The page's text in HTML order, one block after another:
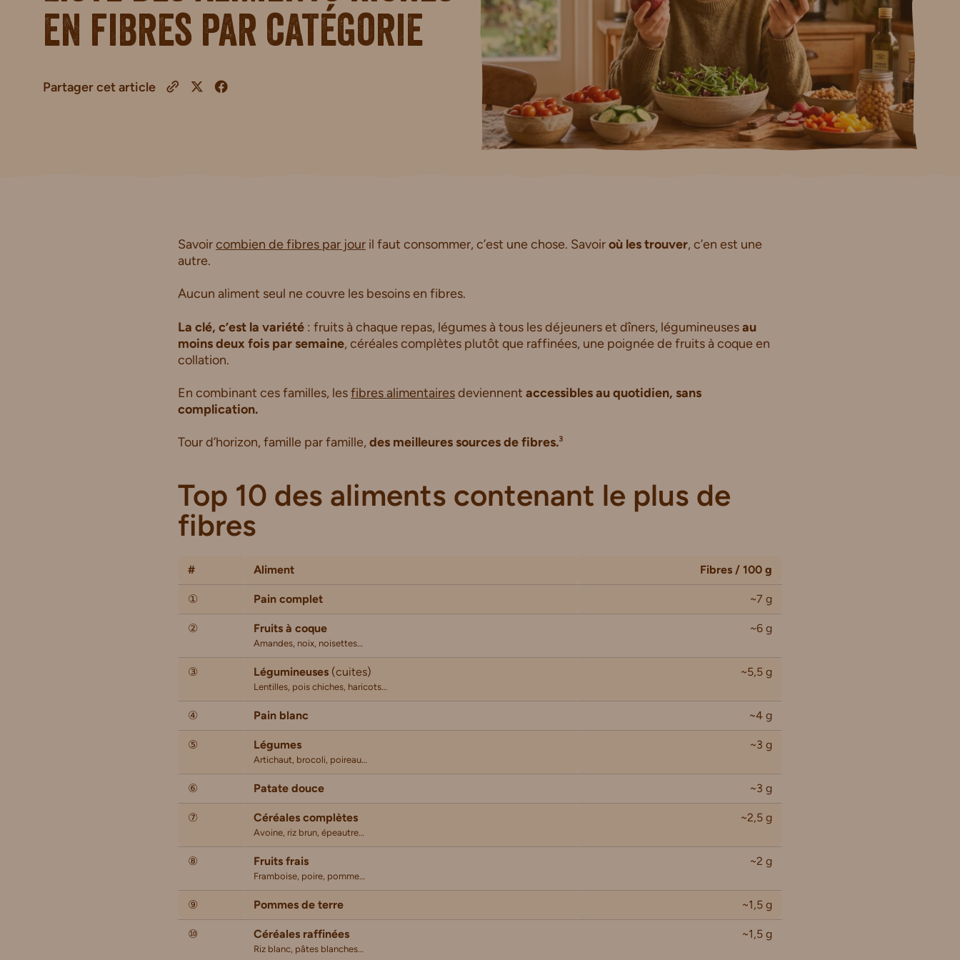
en fibres par catégorie
Partager cet article
Savoircombien de fibres par jour il faut consommer, c’est une chose. Savoiroù les trouver, c’en est une
autre.
Aucun aliment seul ne couvre les besoins en fibres.
La clé, c’est la variété : fruits à chaque repas, légumes à tous les déjeuners et dîners, légumineusesau
moins deux fois par semaine, céréales complètes plutôt que raffinées, une poignée de fruits à coque en
collation.
En combinant ces familles, lesfibres alimentairesdeviennent accessibles au quotidien, sans
complication.
Tour d’horizon, famille par famille, des meilleures sources de fibres.³
Top 10 des aliments contenant le plus de
fibres
# Aliment Fibres / 100 g
① Pain complet ~7 g
② Fruits à coque
Amandes, noix, noisettes…
~6 g
③ Légumineuses (cuites)
Lentilles, pois chiches, haricots…
~5,5 g
④ Pain blanc ~4 g
⑤ Légumes
Artichaut, brocoli, poireau…
~3 g
⑥ Patate douce ~3 g
⑦ Céréales complètes
Avoine, riz brun, épeautre…
~2,5 g
⑧ Fruits frais
Framboise, poire, pomme…
~2 g
⑨ Pommes de terre ~1,5 g
⑩ Céréales raffinées
Riz blanc, pâtes blanches…
~1,5 g